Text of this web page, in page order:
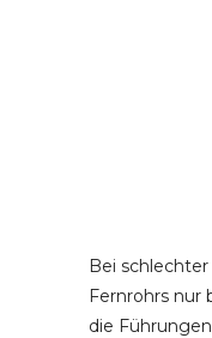
Bei
Fernrohrs nur
die